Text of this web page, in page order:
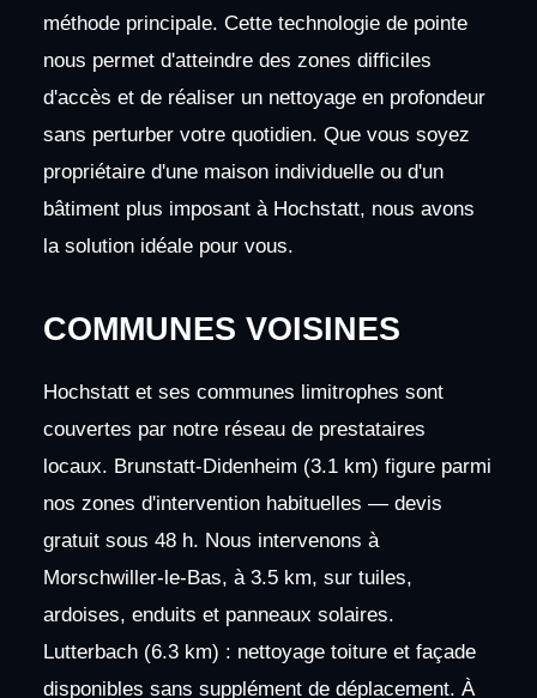
méthode principale. Cette technologie de pointe
nous permet d'atteindre des zones difficiles
d'accès et de réaliser un nettoyage en profondeur
sans perturber votre quotidien. Que vous soyez
propriétaire d'une maison individuelle ou d'un
bâtiment plus imposant à Hochstatt, nous avons
la solution idéale pour vous.
COMMUNES VOISINES
Hochstatt et ses communes limitrophes sont
couvertes par notre réseau de prestataires
locaux. Brunstatt-Didenheim (3.1 km) figure parmi
nos zones d'intervention habituelles — devis
gratuit sous 48 h. Nous intervenons à
Morschwiller-le-Bas, à 3.5 km, sur tuiles,
ardoises, enduits et panneaux solaires.
Lutterbach (6.3 km) : nettoyage toiture et façade
disponibles sans supplément de déplacement. À